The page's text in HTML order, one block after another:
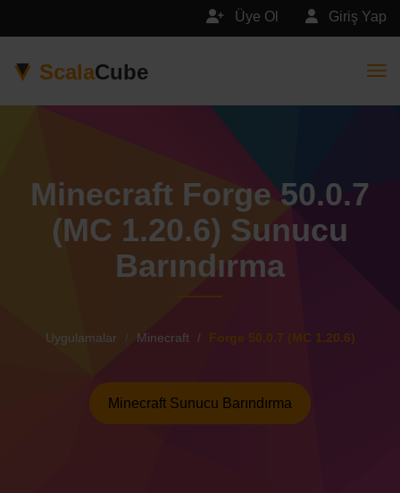
Giriş Yap
Üye Ol
ScalaCube
Minecraft Forge 50.0.7
(MC 1.20.6) Sunucu
Barındırma
Uygulamalar Minecraft Forge 50.0.7 (MC 1.20.6)
Minecraft Sunucu Barındırma